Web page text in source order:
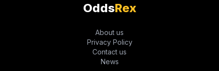
OddsRex
About us
Privacy Policy
Contact us
News